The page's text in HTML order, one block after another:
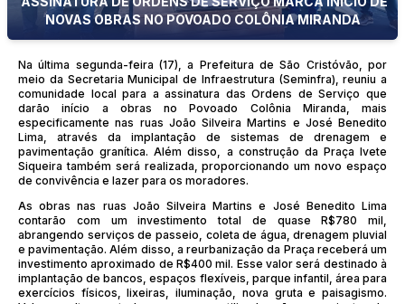
NOVAS OBRAS NO POVOADO COLÔNIA MIRANDA
Na última segunda-feira (17), a Prefeitura de São Cristóvão, por
meio da Secretaria Municipal de Infraestrutura (Seminfra), reuniu a
comunidade local para a assinatura das Ordens de Serviço que
darão início a obras no Povoado Colônia Miranda, mais
especificamente nas ruas João Silveira Martins e José Benedito
Lima, através da implantação de sistemas de drenagem e
pavimentação granítica. Além disso, a construção da Praça Ivete
Siqueira também será realizada, proporcionando um novo espaço
de convivência e lazer para os moradores.
As obras nas ruas João Silveira Martins e José Benedito Lima
contarão com um investimento total de quase R$780 mil,
abrangendo serviços de passeio, coleta de água, drenagem pluvial
e pavimentação. Além disso, a reurbanização da Praça receberá um
investimento aproximado de R$400 mil. Esse valor será destinado à
implantação de bancos, espaços flexíveis, parque infantil, área para
exercícios físicos, lixeiras, iluminação, nova gruta e paisagismo.